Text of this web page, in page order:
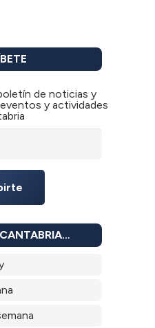
de noticias y
y actividades